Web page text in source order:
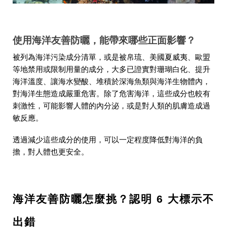
使用海洋友善防曬，能帶來哪些正面影響？
被列為海洋污染成分清單，或是被帛琉、美國夏威夷、歐盟
等地禁用或限制用量的成分，大多已證實對珊瑚白化、提升
海洋溫度、讓海水變酸、堆積於深海魚類與海洋生物體內，
對海洋生態造成嚴重危害。除了危害海洋，這些成分也較有
刺激性，可能影響人體的內分泌，或是對人類的肌膚造成過
敏反應。
透過減少這些成分的使用，可以一定程度降低對海洋的負
擔，對人體也更安全。
海洋友善防曬怎麼挑？認明 6 大標示不
出錯